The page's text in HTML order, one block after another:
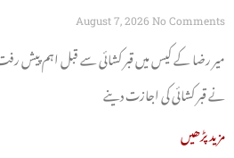
August 7, 2026 No Comments
میر رضا کے کیس میں قبر کشائی سے قبل اہم پیش
نے قبر کشائی کی اجازت دینے
مزید پڑھیں